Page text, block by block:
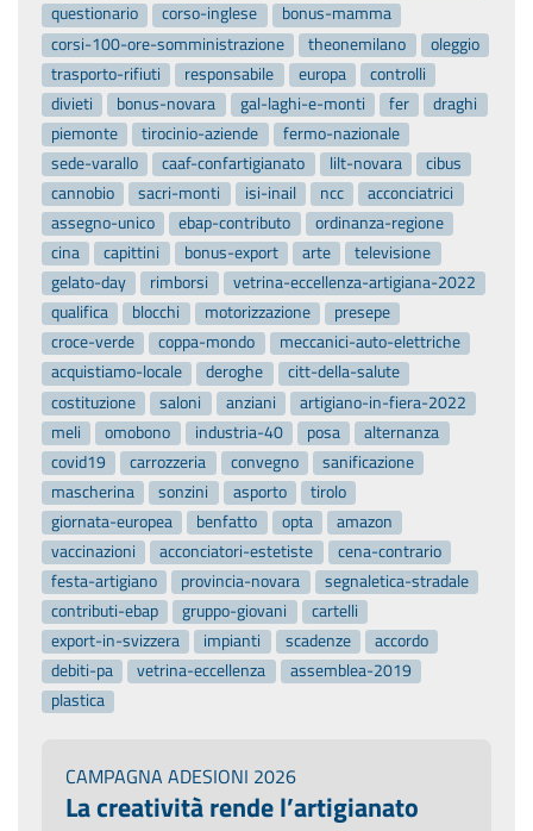
questionario
corso-inglese
bonus-mamma
corsi-100-ore-somministrazione
theonemilano
oleggio
trasporto-rifiuti
responsabile europa
controlli
divieti
bonus-novara gal-laghi-e-monti fer
draghi
piemonte
tirocinio-aziende
fermo-nazionale
sede-varallo
caaf-confartigianato lilt-novara
cibus
cannobio
sacri-monti isi-inail ncc
acconciatrici
assegno-unico
ebap-contributo
ordinanza-regione
cina
capittini bonus-export arte
televisione
gelato-day
rimborsi
vetrina-eccellenza-artigiana-2022
qualifica
blocchi motorizzazione
presepe
croce-verde
coppa-mondo
meccanici-auto-elettriche
acquistiamo-locale
deroghe
citt-della-salute
costituzione
saloni anziani
artigiano-in-fiera-2022
meli
omobono industria-40 posa
alternanza
covid19
carrozzeria convegno
sanificazione
mascherina
sonzini asporto
tirolo
giornata-europea
benfatto opta
amazon
vaccinazioni
acconciatori-estetiste
cena-contrario
festa-artigiano
provincia-novara
segnaletica-stradale
contributi-ebap
gruppo-giovani
cartelli
export-in-svizzera
impianti scadenze
accordo
debiti-pa
vetrina-eccellenza
assemblea-2019
plastica
CAMPAGNA ADESIONI 2026
La creatività rende l’artigianato